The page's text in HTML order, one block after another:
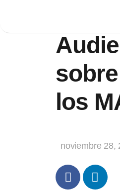
los
noviembre 28,